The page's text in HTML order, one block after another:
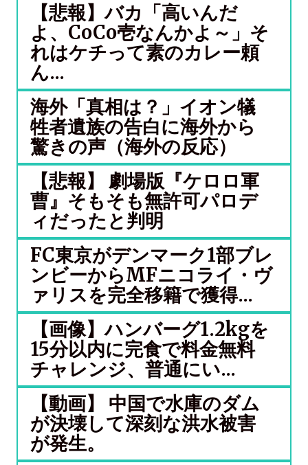
【悲報】バカ「高いんだ
よ、CoCo壱なんかよ～」そ
れはケチって素のカレー頼
ん...
海外「真相は？」イオン犠
牲者遺族の告白に海外から
驚きの声（海外の反応）
【悲報】 劇場版『ケロロ軍
曹』そもそも無許可パロデ
ィだったと判明
FC東京がデンマーク1部ブレ
ンビーからMFニコライ・ヴ
ァリスを完全移籍で獲得...
【画像】ハンバーグ1.2kgを
15分以内に完食で料金無料
チャレンジ、普通にい...
【動画】 中国で水庫のダム
が決壊して深刻な洪水被害
が発生。